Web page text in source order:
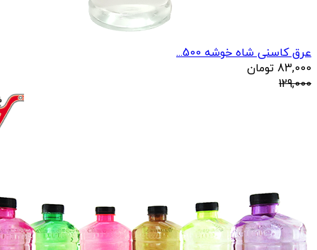
عرق کاسنی شاه خوشه 500...
83,000 تومان
129,000